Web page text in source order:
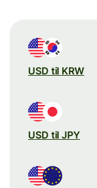
USD til KRW
USD til JPY